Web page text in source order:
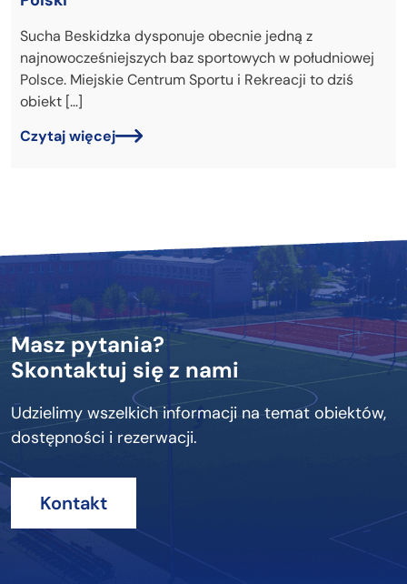
Sucha Beskidzka dysponuje obecnie jedną z
najnowocześniejszych baz sportowych w południowej
Polsce. Miejskie Centrum Sportu i Rekreacji to dziś
obiekt […]
Czytaj więcej
Masz pytania?
Skontaktuj się z nami
Udzielimy wszelkich informacji na temat obiektów,
dostępności i rezerwacji.
Kontakt